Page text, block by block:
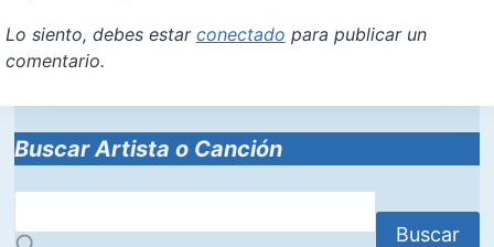
Lo siento, debes estar conectado para publicar un
comentario.
Buscar Artista o Canción
Buscar